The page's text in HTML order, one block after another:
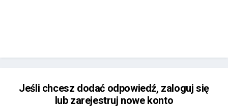
Jeśli chcesz dodać odpowiedź, zaloguj się
lub zarejestruj nowe konto